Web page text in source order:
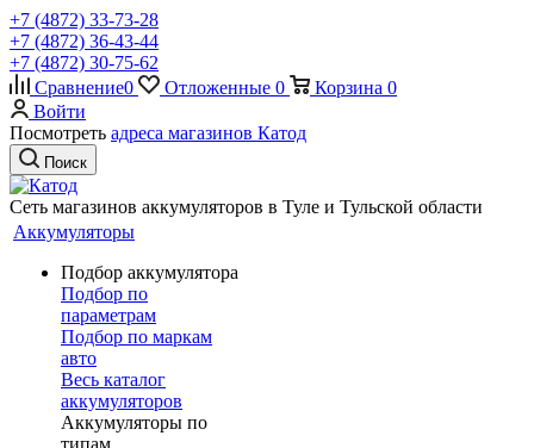
+7 (4872) 33-73-28
+7 (4872) 36-43-44
+7 (4872) 30-75-62
Сравнение0 Отложенные 0 Корзина 0
Войти
Посмотреть адреса магазинов Катод
Поиск
Сеть магазинов аккумуляторов в Туле и Тульской области
Аккумуляторы
Подбор аккумулятора
Подбор по
параметрам
Подбор по маркам
авто
Весь каталог
аккумуляторов
Аккумуляторы по
типам